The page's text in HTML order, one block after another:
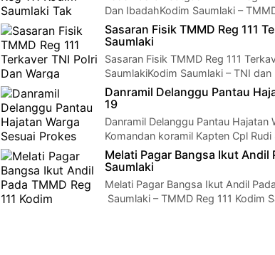
Dan IbadahKodim Saumlaki –
Sasaran Fisik TMMD Reg 111
Saumlaki
Sasaran Fisik TMMD Reg 111
SaumlakiKodim Saumlaki – TNI
Danramil Delanggu Pantau
19
Danramil Delanggu Pantau
Komandan koramil Kapten Cpl
Melati Pagar Bangsa Ikut Andil
Saumlaki
Melati Pagar Bangsa Ikut Andil
Saumlaki – TMMD Reg 111 Kodim